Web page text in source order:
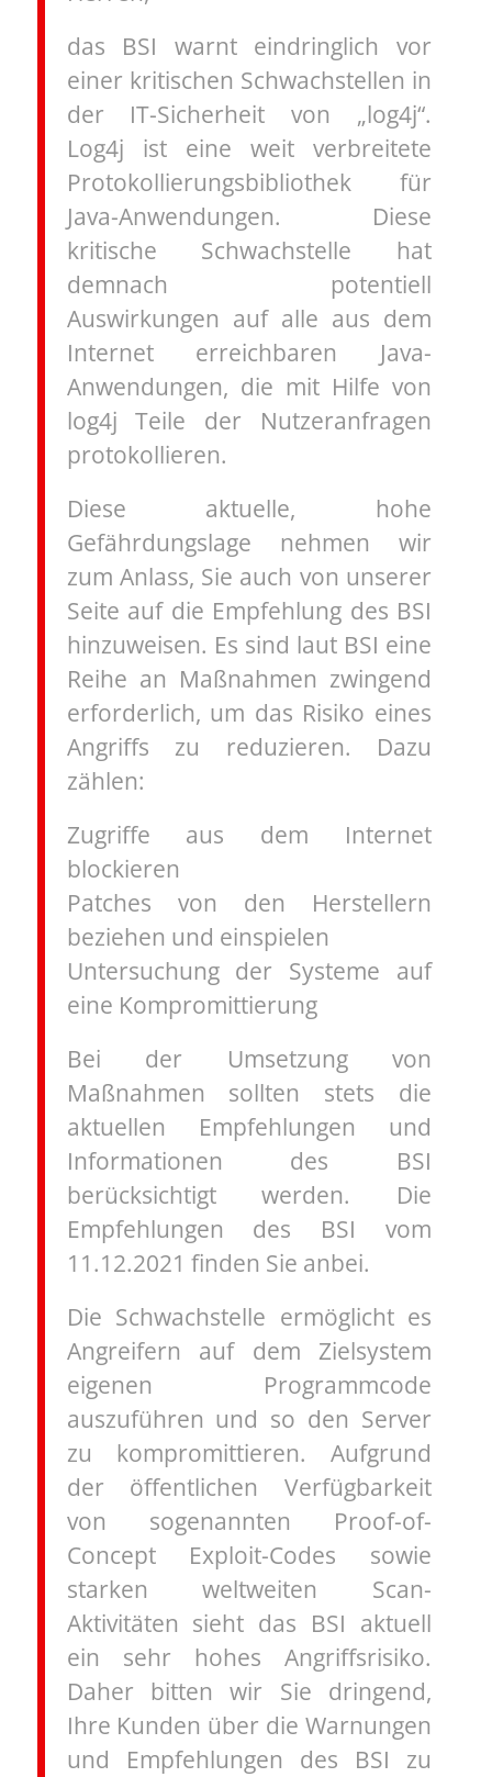
das BSI warnt eindringlich vor
einer kritischen Schwachstellen in
der IT-Sicherheit von „log4j“.
Log4j ist eine weit verbreitete
Protokollierungsbibliothek für
Java-Anwendungen. Diese
kritische Schwachstelle hat
demnach potentiell
Auswirkungen auf alle aus dem
Internet erreichbaren Java-
Anwendungen, die mit Hilfe von
log4j Teile der Nutzeranfragen
protokollieren.
Diese aktuelle, hohe
Gefährdungslage nehmen wir
zum Anlass, Sie auch von unserer
Seite auf die Empfehlung des BSI
hinzuweisen. Es sind laut BSI eine
Reihe an Maßnahmen zwingend
erforderlich, um das Risiko eines
Angriffs zu reduzieren. Dazu
zählen:
Zugriffe aus dem Internet
blockieren
Patches von den Herstellern
beziehen und einspielen
Untersuchung der Systeme auf
eine Kompromittierung
Bei der Umsetzung von
Maßnahmen sollten stets die
aktuellen Empfehlungen und
Informationen des BSI
berücksichtigt werden. Die
Empfehlungen des BSI vom
11.12.2021 finden Sie anbei.
Die Schwachstelle ermöglicht es
Angreifern auf dem Zielsystem
eigenen Programmcode
auszuführen und so den Server
zu kompromittieren. Aufgrund
der öffentlichen Verfügbarkeit
von sogenannten Proof-of-
Concept Exploit-Codes sowie
starken weltweiten Scan-
Aktivitäten sieht das BSI aktuell
ein sehr hohes Angriffsrisiko.
Daher bitten wir Sie dringend,
Ihre Kunden über die Warnungen
und Empfehlungen des BSI zu